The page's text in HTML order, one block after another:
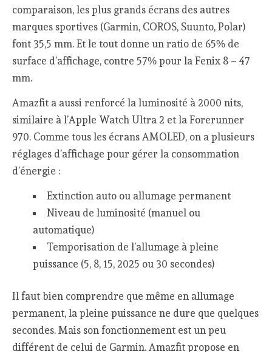
comparaison, les plus grands écrans des autres
marques sportives (Garmin, COROS, Suunto, Polar)
font 35,5 mm. Et le tout donne un ratio de 65% de
surface d’affichage, contre 57% pour la Fenix 8 – 47
mm.
Amazfit a aussi renforcé la luminosité à 2000 nits,
similaire à l’Apple Watch Ultra 2 et la Forerunner
970. Comme tous les écrans AMOLED, on a plusieurs
réglages d’affichage pour gérer la consommation
d’énergie :
Extinction auto ou allumage permanent
Niveau de luminosité (manuel ou
automatique)
Temporisation de l’allumage à pleine
puissance (5, 8, 15, 2025 ou 30 secondes)
Il faut bien comprendre que même en allumage
permanent, la pleine puissance ne dure que quelques
secondes. Mais son fonctionnement est un peu
différent de celui de Garmin. Amazfit propose en